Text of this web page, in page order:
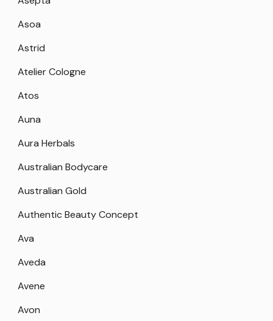
Asoa
Astrid
Atelier Cologne
Atos
Auna
Aura Herbals
Australian Bodycare
Australian Gold
Authentic Beauty Concept
Ava
Aveda
Avene
Avon